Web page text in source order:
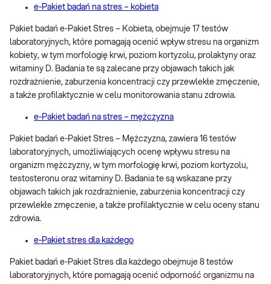
e-Pakiet badań na stres – kobieta
Pakiet badań e-Pakiet Stres – Kobieta, obejmuje 17 testów
laboratoryjnych, które pomagają ocenić wpływ stresu na organizm
kobiety, w tym morfologię krwi, poziom kortyzolu, prolaktyny oraz
witaminy D. Badania te są zalecane przy objawach takich jak
rozdrażnienie, zaburzenia koncentracji czy przewlekłe zmęczenie,
a także profilaktycznie w celu monitorowania stanu zdrowia.
e-Pakiet badań na stres – mężczyzna
Pakiet badań e-Pakiet Stres – Mężczyzna, zawiera 16 testów
laboratoryjnych, umożliwiających ocenę wpływu stresu na
organizm mężczyzny, w tym morfologię krwi, poziom kortyzolu,
testosteronu oraz witaminy D. Badania te są wskazane przy
objawach takich jak rozdrażnienie, zaburzenia koncentracji czy
przewlekłe zmęczenie, a także profilaktycznie w celu oceny stanu
zdrowia.
e-Pakiet stres dla każdego
Pakiet badań e-Pakiet Stres dla każdego obejmuje 8 testów
laboratoryjnych, które pomagają ocenić odporność organizmu na